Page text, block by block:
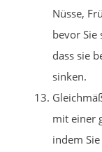
Nüsse,
bevor Sie
dass sie
sinken.
mit einer
indem